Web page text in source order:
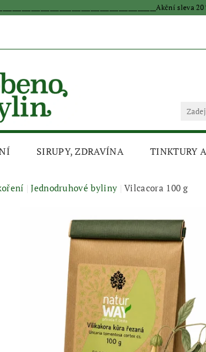
SIRUPY, ZDRAVÍNA TINKTURY
Jednodruhové byliny Vilcacora 100 g